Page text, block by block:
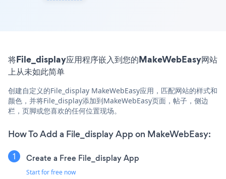
将File_display应用程序嵌入到您的MakeWebEasy网站
上从未如此简单
创建自定义的File_display MakeWebEasy应用，匹配网站的样式和
颜色，并将File_display添加到MakeWebEasy页面，帖子，侧边
栏，页脚或您喜欢的任何位置现场。
How To Add a File_display App on MakeWebEasy:
Create a Free File_display App
Start for free now